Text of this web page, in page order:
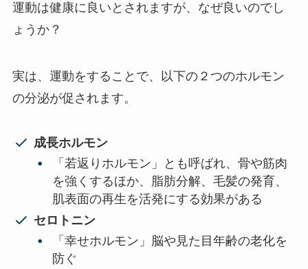
運動は健康に良いとされますが、なぜ良いのでし
ょうか？
実は、運動をすることで、以下の２つのホルモン
の分泌が促されます。
成長ホルモン
「若返りホルモン」とも呼ばれ、骨や筋肉
を強くするほか、脂肪分解、毛髪の発育、
肌表面の再生を活発にする効果がある
セロトニン
「幸せホルモン」脳や見た目年齢の老化を
防ぐ